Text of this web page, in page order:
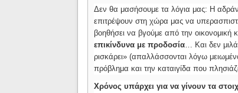
Δεν θα μασήσουμε τα λόγια μας: Η
επιτρέψουν στη χώρα μας να
βοηθήσει να βγούμε από την οικονομική
επικίνδυνα με προδοσία… Και δεν
ρισκάρει» (απαλλάσσονται λόγω
πρόβλημα και την καταιγίδα που
Χρόνος υπάρχει για να γίνουν τα